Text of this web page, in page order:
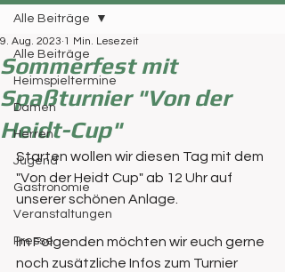
Alle Beiträge
Heimspieltermine
Damen
Herren
Jugend
Gastronomie
Veranstaltungen
Presse
Alle Beiträge
Sommerfest mit
Spaßturnier "Von der
Heidt-Cup"
9. Aug. 2023 1 Min. Lesezeit
Starten wollen wir diesen Tag mit dem
"Von der Heidt Cup" ab 12 Uhr auf
unserer schönen Anlage.
Im Folgenden möchten wir euch gerne
noch zusätzliche Infos zum Turnier